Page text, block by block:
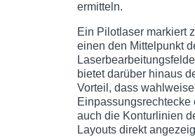
ermitteln.
Ein Pilotlaser markiert
einen den Mittelpunkt
bietet darüber hinaus
Vorteil, dass wahlweise
Einpassungsrechtecke
auch die Konturlinien
Layouts direkt